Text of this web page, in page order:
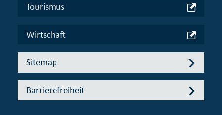
Tourismus
Wirtschaft
Sitemap
Barrierefreiheit